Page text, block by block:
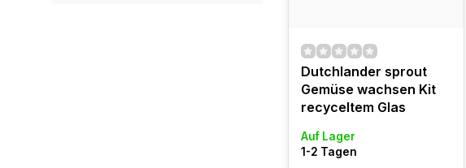
Dutchlander sprout
Gemüse wachsen Kit
recyceltem Glas
Auf Lager
1-2 Tagen